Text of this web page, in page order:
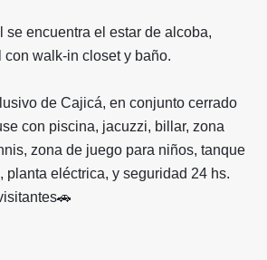
se encuentra el estar de alcoba,
walk-in closet y baño.
de Cajicá, en conjunto cerrado
con piscina, jacuzzi, billar, zona
zona de juego para niños, tanque
planta eléctrica, y seguridad 24 hs.